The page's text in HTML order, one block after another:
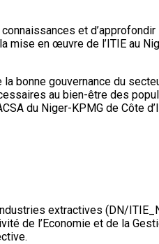
et
en œuvre de l’ITIE au
bonne gouvernance du
au bien-être des
du Niger-KPMG de Côte
extractives (DN/
de l’Economie et de la